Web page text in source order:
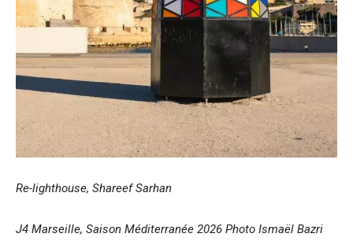
Re-lighthouse, Shareef Sarhan
J4 Marseille, Saison Méditerranée 2026 Photo Ismaël Bazri